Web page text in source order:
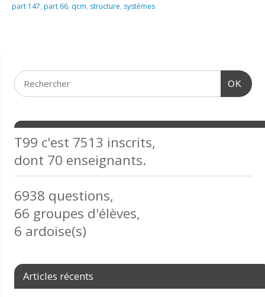
part 147, part 66, qcm, structure, systèmes
OK
T99 c'est 7513 inscrits,
dont 70 enseignants.
6938 questions,
66 groupes d'élèves,
6 ardoise(s)
Articles récents